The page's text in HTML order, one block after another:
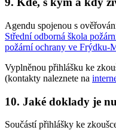
Agendu spojenou s
Střední odborná škola
požární ochrany ve Frýdku-
Vyplněnou přihlášku ke
(kontakty naleznete na
10. Jaké doklady je
Součástí přihlášky ke